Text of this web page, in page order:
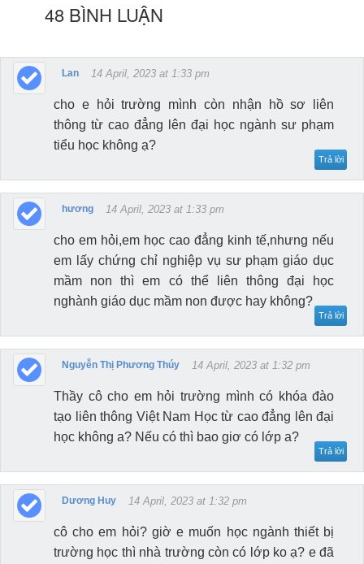
48 BÌNH LUẬN
Lan 14 April, 2023 at 1:33 pm
cho e hỏi trường mình còn nhận hồ sơ liên
thông từ cao đẳng lên đại học ngành sư phạm
tiểu học không ạ?
Trả lời
hương 14 April, 2023 at 1:33 pm
cho em hỏi,em học cao đẳng kinh tế,nhưng nếu
em lấy chứng chỉ nghiệp vụ sư phạm giáo dục
mầm non thì em có thể liên thông đại học
nghành giáo dục mầm non được hay không?
Trả lời
Nguyễn Thị Phương Thúy 14 April, 2023 at 1:32 pm
Thầy cô cho em hỏi trường mình có khóa đào
tạo liên thông Việt Nam Học từ cao đẳng lên đại
học không a? Nếu có thì bao giơ có lớp a?
Trả lời
Dương Huy 14 April, 2023 at 1:32 pm
cô cho em hỏi? giờ e muốn học ngành thiết bị
trường học thì nhà trường còn có lớp ko ạ? e đã